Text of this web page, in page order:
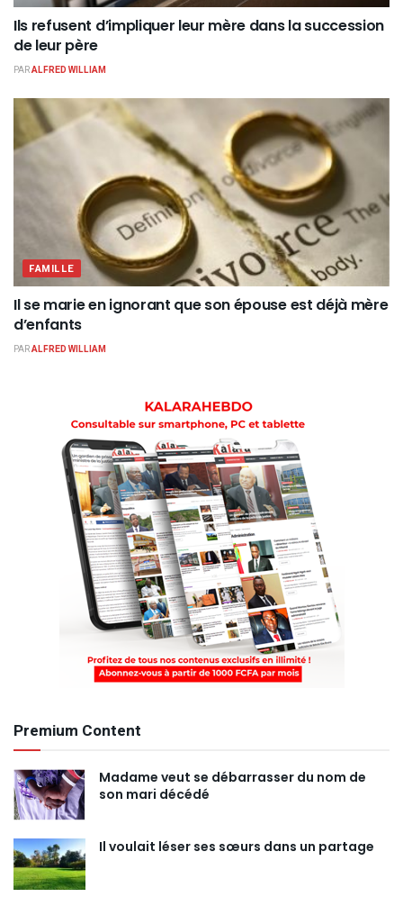
Ils refusent d’impliquer leur mère dans la succession
de leur père
PARALFRED WILLIAM
FAMILLE
Il se marie en ignorant que son épouse est déjà mère
d’enfants
PARALFRED WILLIAM
Premium Content
Madame veut se débarrasser du nom de
son mari décédé
Il voulait léser ses sœurs dans un partage